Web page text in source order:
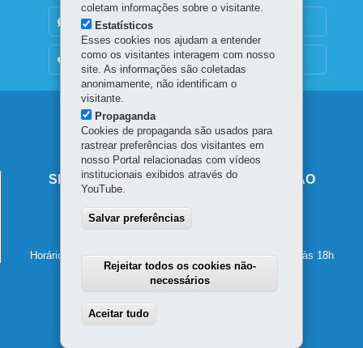
DENUNCIE CORRUPÇÃO
OUVIDORIA
Navegação
principal
SECRETARIA DE ESTADO DA EDUCAÇÃO
80610-011-Curitiba
Horário de atendimento: de segunda a sexta-feira, das 8h às 18h
coletam informações sobre o visitante.
Estatísticos
Esses cookies nos ajudam a entender
como os visitantes interagem com nosso
site. As informações são coletadas
anonimamente, não identificam o
visitante.
Propaganda
Cookies de propaganda são usados para
rastrear preferências dos visitantes em
nosso Portal relacionadas com vídeos
institucionais exibidos através do
YouTube.
Salvar preferências
Rejeitar todos os cookies não-
necessários
Aceitar tudo